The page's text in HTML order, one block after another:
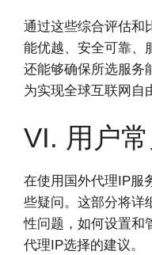
通过这些综合评估和
能优越、安全可靠、
还能够确保所选服务
为实现全球互联网自
VI. 用户
在使用国外代理IP服
些疑问。这部分将详
性问题，如何设置和
代理IP选择的建议。